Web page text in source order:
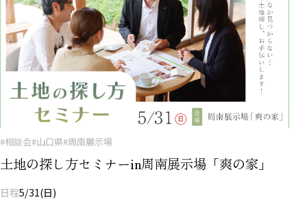
#相談会#山口県#周南展示場
土地の探し方セミナーin周南展示場「爽の家」
日程5/31(日)